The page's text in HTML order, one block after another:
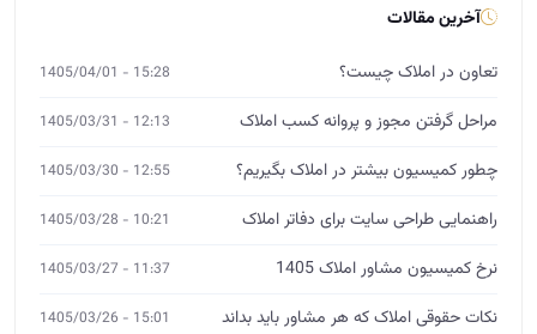
آخرین مقالات
تعاون در املاک چیست؟ 15:28 - 1405/04/01
مراحل گرفتن مجوز و پروانه کسب املاک 12:13 - 1405/03/31
چطور کمیسیون بیشتر در املاک بگیریم؟ 12:55 - 1405/03/30
راهنمایی طراحی سایت برای دفاتر املاک 10:21 - 1405/03/28
نرخ کمیسیون مشاور املاک 1405 11:37 - 1405/03/27
نکات حقوقی املاک که هر مشاور باید بداند 15:01 - 1405/03/26